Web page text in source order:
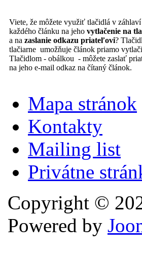
Viete, že môžete využiť tlačidlá v záhlaví
každého článku na jeho vytlačenie na
a na zaslanie odkazu priateľovi?
tlačiarne umožňuje článok priamo
Tlačidlom - obálkou - môžete zaslať
na jeho e-mail odkaz na čítaný článok.
Mapa stránok
Kontakty
Mailing list
Privátne
Copyright ©
Powered by